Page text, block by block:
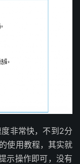
非常快，不到2分
使用教程，其实就
示操作即可，没有